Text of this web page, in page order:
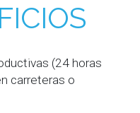
(24 horas
carreteras o